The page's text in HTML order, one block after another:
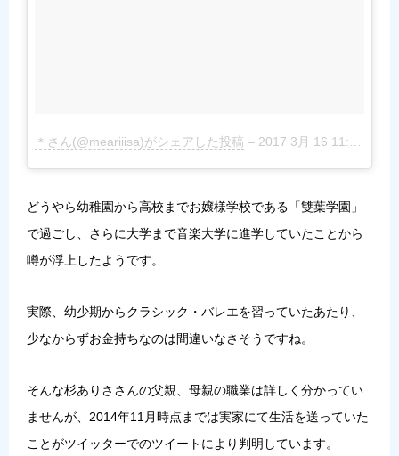
＊さん(@meariiisa)がシェアした投稿 – 2017 3月 16 11:11午後 PDT
どうやら幼稚園から高校までお嬢様学校である「雙葉学園」
で過ごし、さらに大学まで音楽大学に進学していたことから
噂が浮上したようです。
実際、幼少期からクラシック・バレエを習っていたあたり、
少なからずお金持ちなのは間違いなさそうですね。
そんな杉ありささんの父親、母親の職業は詳しく分かってい
ませんが、2014年11月時点までは実家にて生活を送っていた
ことがツイッターでのツイートにより判明しています。